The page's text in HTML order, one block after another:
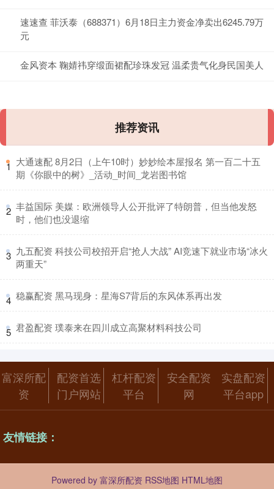
速速查 菲沃泰（688371）6月18日主力资金净卖出6245.79万
元
金风资本 鞠婧祎穿缎面裙配珍珠发冠 温柔贵气化身民国美人
推荐资讯
1 ​大通速配 8月2日（上午10时）妙妙绘本屋报名 第一百二十五
期《你眼中的树》_活动_时间_龙岩图书馆
2 ​丰益国际 美媒：欧洲领导人公开批评了特朗普，但当他发怒
时，他们也没退缩
3 ​九五配资 科技公司校招开启“抢人大战” AI竞速下就业市场“冰火
两重天”
4 ​稳赢配资 黑马现身：星海S7背后的东风体系再出发
5 ​君盈配资 璞泰来在四川成立高聚材料科技公司
富深所配
资
配资首选
门户网站
杠杆配资
平台
安全配资
网
实盘配资
平台app
友情链接：
Powered by 富深所配资 RSS地图 HTML地图